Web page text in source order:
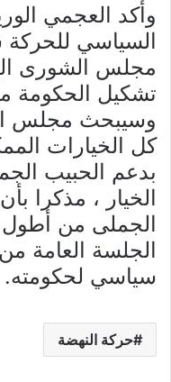
وأكد العجمي
السياسي للحركة
مجلس الشورى
تشكيل الحكومة
وسيبحث مجلس
كل الخيارات
بدعم الحبيب
الخيار ، مذكرا
الجملى من أطول
الجلسة العامة
سياسي لحكومته.
حركة النهضة